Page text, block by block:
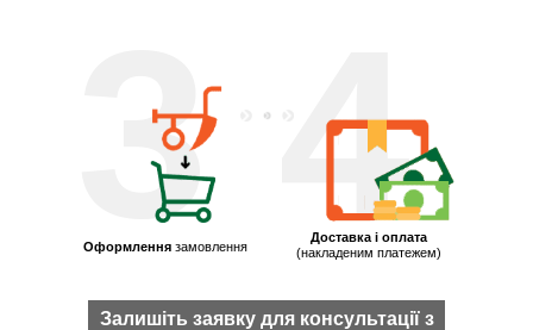
4
3
Оформлення замовлення
Доставка і оплата
(накладеним платежем)
Залишіть заявку для консультації з